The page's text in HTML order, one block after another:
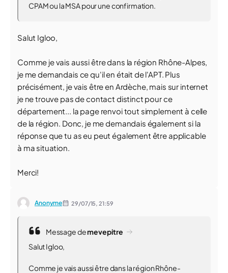
CPAM ou la MSA pour une confirmation.
Salut Igloo,
Comme je vais aussi être dans la région Rhône-Alpes,
je me demandais ce qu'il en était de l'APT. Plus
précisément, je vais être en Ardèche, mais sur internet
je ne trouve pas de contact distinct pour ce
département... la page renvoi tout simplement à celle
de la région. Donc, je me demandais également si la
réponse que tu as eu peut également être applicable
à ma situation.
Merci!
Anonyme 29/07/15,21:59
Message demevepitre
Salut Igloo,
Comme je vais aussi être dans la région Rhône-